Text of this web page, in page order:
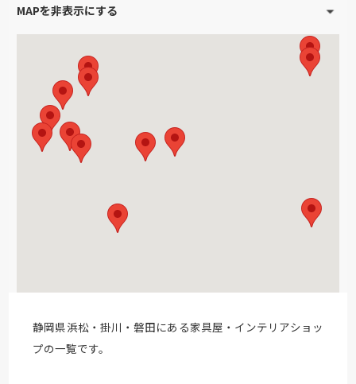
静岡県浜松・掛川・磐田にある家具屋・インテリアショッ
プの一覧です。